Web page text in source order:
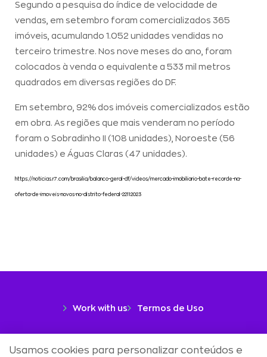
Segundo a pesquisa do índice de velocidade de
vendas, em setembro foram comercializados 365
imóveis, acumulando 1.052 unidades vendidas no
terceiro trimestre. Nos nove meses do ano, foram
colocados à venda o equivalente a 533 mil metros
quadrados em diversas regiões do DF.
Em setembro, 92% dos imóveis comercializados estão
em obra. As regiões que mais venderam no período
foram o Sobradinho II (108 unidades), Noroeste (56
unidades) e Águas Claras (47 unidades).
https://noticias.r7.com/brasilia/balanco-geral-df/videos/mercado-imobiliario-bate-recorde-na-
oferta-de-imoveis-novos-no-distrito-federal-22112023
Work with us Termos de Uso
Usamos cookies para personalizar conteúdos e